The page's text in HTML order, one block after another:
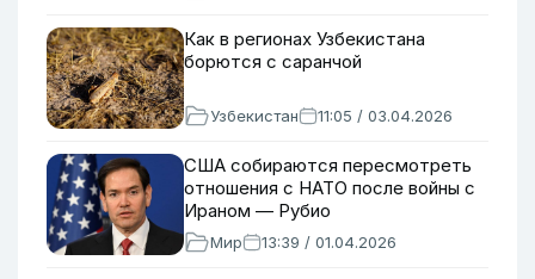
Как в регионах Узбекистана
борются с саранчой
Узбекистан 11:05 / 03.04.2026
США собираются пересмотреть
отношения с НАТО после войны с
Ираном — Рубио
Мир 13:39 / 01.04.2026